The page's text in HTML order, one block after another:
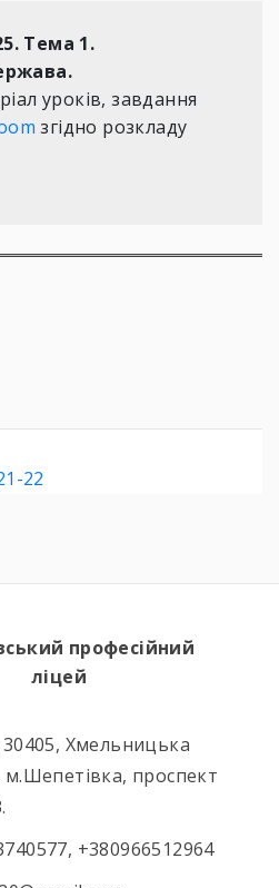
Тема 1.
уроків, завдання
згідно розкладу
22
професійний
ліцей
30405, Хмельницька
м.Шепетівка, проспект
+380966512964